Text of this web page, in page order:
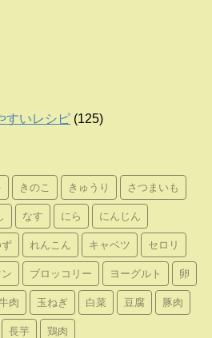
すいレシピ (125)
きのこ きゅうり さつまいも
なす にら にんじん
れんこん キャベツ セロリ
ブロッコリー ヨーグルト 卵
肉 玉ねぎ 白菜 豆腐 豚肉
長芋 鶏肉